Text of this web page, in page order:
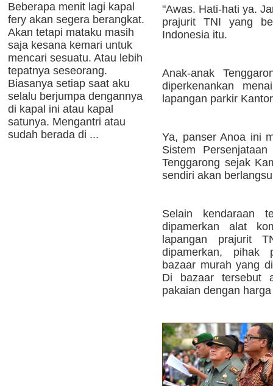
Beberapa menit lagi kapal
fery akan segera berangkat.
Akan tetapi mataku masih
saja kesana kemari untuk
mencari sesuatu. Atau lebih
tepatnya seseorang.
Biasanya setiap saat aku
selalu berjumpa dengannya
di kapal ini atau kapal
satunya. Mengantri atau
sudah berada di ...
"Awas. Hati-hati ya.
prajurit TNI yang
Indonesia itu.
Anak-anak
diperkenankan
lapangan parkir
Ya, panser Anoa ini
Sistem
Tenggarong sejak
sendiri akan
Selain kendaraan
dipamerkan alat
lapangan prajurit
dipamerkan, pihak
bazaar murah yang
Di bazaar tersebut
pakaian dengan